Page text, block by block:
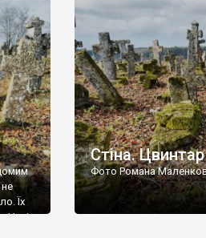
із
не
Їх
Нині
Стіна. Цвинтар
Фото Романа